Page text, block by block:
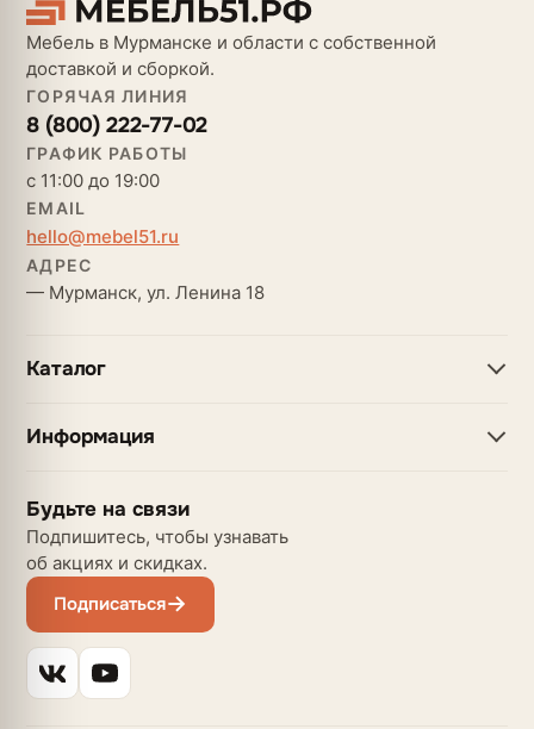
Мебель в Мурманске и области с собственной
доставкой и сборкой.
ГОРЯЧАЯ ЛИНИЯ
8 (800) 222-77-02
ГРАФИК РАБОТЫ
с 11:00 до 19:00
EMAIL
hello@mebel51.ru
АДРЕС
— Мурманск, ул. Ленина 18
Каталог
Информация
Будьте на связи
Подпишитесь, чтобы узнавать
об акциях и скидках.
Подписаться